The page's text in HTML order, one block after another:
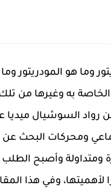
وما هو المودريتور
به وغيرها من تلك
رواد السوشيال ميديا
ومحركات البحث عن
وأصبح الطلب
لأهميتها، وفي هذا